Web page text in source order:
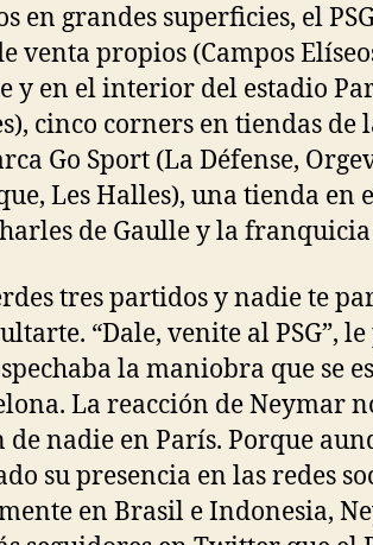
en grandes superficies, el
venta propios (Campos
y en el interior del estadio
cinco corners en tiendas de
Go Sport (La Défense,
Les Halles), una tienda en
de Gaulle y la franquicia
tres partidos y nadie te
“Dale, venite al PSG”,
la maniobra que se
La reacción de Neymar
de nadie en París. Porque
su presencia en las redes
en Brasil e Indonesia,